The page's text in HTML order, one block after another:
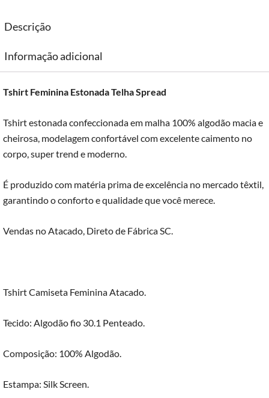
Descrição
Informação adicional
Tshirt Feminina Estonada Telha Spread
Tshirt estonada confeccionada em malha 100% algodão macia e
cheirosa, modelagem confortável com excelente caimento no
corpo, super trend e moderno.
É produzido com matéria prima de excelência no mercado têxtil,
garantindo o conforto e qualidade que você merece.
Vendas no Atacado, Direto de Fábrica SC.
Tshirt Camiseta Feminina Atacado.
Tecido: Algodão fio 30.1 Penteado.
Composição: 100% Algodão.
Estampa: Silk Screen.